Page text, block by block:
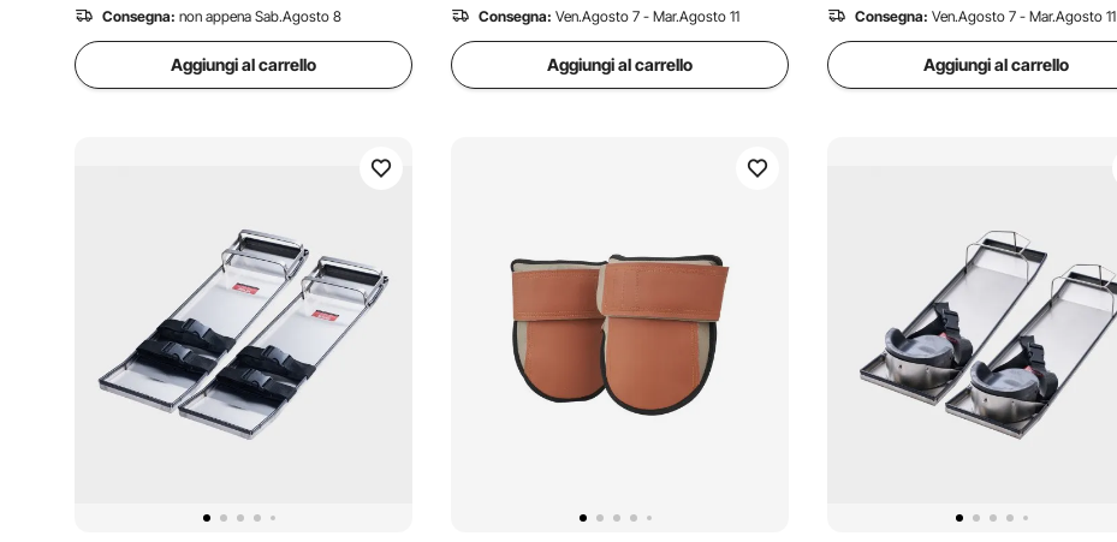
Consegna: non appena Sab.Agosto 8
Aggiungi al carrello
Consegna: Ven.Agosto 7 - Mar.Agosto 11
Aggiungi al carrello
Consegna: Ven.Agosto 7 - Mar.Agosto 11
Aggiungi al carrello